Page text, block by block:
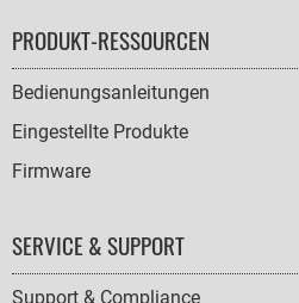
PRODUKT-RESSOURCEN
Bedienungsanleitungen
Eingestellte Produkte
Firmware
SERVICE & SUPPORT
Support & Compliance